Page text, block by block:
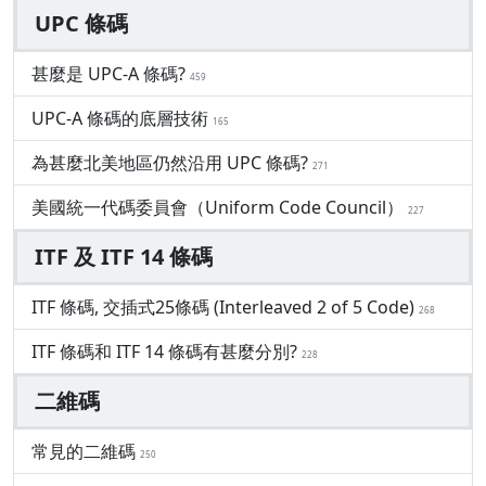
UPC 條碼
甚麼是 UPC-A 條碼? 459
UPC-A 條碼的底層技術 165
為甚麼北美地區仍然沿用 UPC 條碼? 271
美國統一代碼委員會（Uniform Code Council） 227
ITF 及 ITF 14 條碼
ITF 條碼, 交插式25條碼 (Interleaved 2 of 5 Code) 268
ITF 條碼和 ITF 14 條碼有甚麼分別? 228
二維碼
常見的二維碼 250